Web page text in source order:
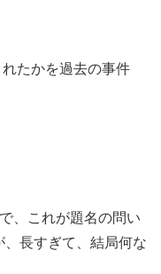
たかを過去の事件
、これが題名の問い
長すぎて、結局何な